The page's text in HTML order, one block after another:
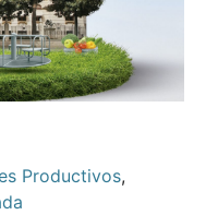
Productivos,